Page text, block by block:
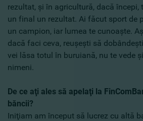
rezultat, şi în agricultură, dacă începi,
un final un rezultat. Ai făcut sport de
un campion, iar lumea te cunoaşte.
dacă faci ceva, reuşeşti să
vei lăsa totul în buruiană, nu te vede
nimeni.
De ce aţi ales să apelaţi la
băncii?
Iniţiam am început să lucrez cu altă